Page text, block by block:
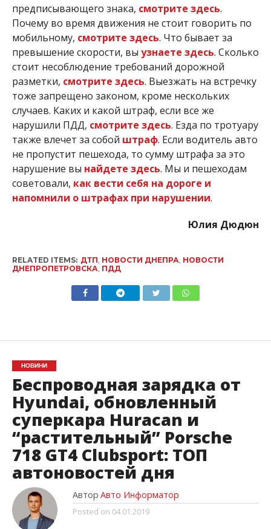
предписывающего знака, смотрите здесь.
Почему во время движения не стоит говорить по
мобильному, смотрите здесь. Что бывает за
превышение скорости, вы узнаете здесь. Сколько
стоит несоблюдение требований дорожной
разметки, смотрите здесь. Выезжать на встречку
тоже запрещено законом, кроме нескольких
случаев. Каких и какой штраф, если все же
нарушили ПДД, смотрите здесь. Езда по тротуару
также влечет за собой штраф. Если водитель авто
не пропустит пешехода, то сумму штрафа за это
нарушение вы найдете здесь. Мы и пешеходам
советовали, как вести себя на дороге и
напомнили о штрафах при нарушении.
Юлия Дюдюн
RELATED ITEMS: ДТП НОВОСТИ ДНЕПРА НОВОСТИ
ДНЕПРОПЕТРОВСКА ПДД
НОВИНИ
Беспроводная зарядка от
Hyundai, обновленный
суперкара Huracan и
“растительный” Porsche
718 GT4 Clubsport: ТОП
автоновостей дня
Автор Авто Информатор
Posted on 04.01.2019